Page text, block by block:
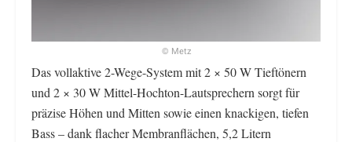
© Metz
Das vollaktive 2-Wege-System mit 2 × 50 W Tieftönern
und 2 × 30 W Mittel-Hochton-Lautsprechern sorgt für
präzise Höhen und Mitten sowie einen knackigen, tiefen
Bass – dank flacher Membranflächen, 5,2 Litern